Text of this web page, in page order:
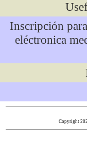
Inscripción
eléctronica
Copyright